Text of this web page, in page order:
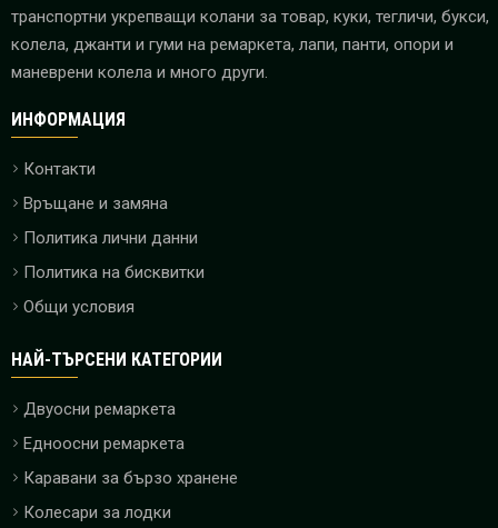
транспортни укрепващи колани за товар, куки, тегличи, букси,
колела, джанти и гуми на ремаркета, лапи, панти, опори и
маневрени колела и много други.
ИНФОРМАЦИЯ
Контакти
Връщане и замяна
Политика лични данни
Политика на бисквитки
Общи условия
НАЙ-ТЪРСЕНИ КАТЕГОРИИ
Двуосни ремаркета
Едноосни ремаркета
Каравани за бързо хранене
Колесари за лодки